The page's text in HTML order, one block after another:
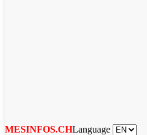
MESINFOS.CHLanguage